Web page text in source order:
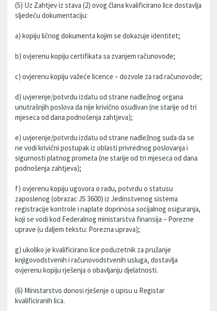
(5) Uz Zahtjev iz stava (2) ovog člana kvalificirano lice dostavlja
sljedeću dokumentaciju:
a) kopiju ličnog dokumenta kojim se dokazuje identitet;
b) ovjerenu kopiju certifikata sa zvanjem računovođe;
c) ovjerenu kopiju važeće licence – dozvole za rad računovođe;
d) uvjerenje/potvrdu izdatu od strane nadležnog organa
unutrašnjih poslova da nije krivično osuđivan (ne starije od tri
mjeseca od dana podnošenja zahtjeva);
e) uvjerenje/potvrdu izdatu od strane nadležnog suda da se
ne vodi krivični postupak iz oblasti privrednog poslovanja i
sigurnosti platnog prometa (ne starije od tri mjeseca od dana
podnošenja zahtjeva);
f) ovjerenu kopiju ugovora o radu, potvrdu o statusu
zaposlenog (obrazac JS 3600) iz Jedinstvenog sistema
registracije kontrole i naplate doprinosa socijalnog osiguranja,
koji se vodi kod Federalnog ministarstva finansija – Porezne
uprave (u daljem tekstu: Porezna uprava);
g) ukoliko je kvalificirano lice poduzetnik za pružanje
knjigovodstvenih i računovodstvenih usluga, dostavlja
ovjerenu kopiju rješenja o obavljanju djelatnosti.
(6) Ministarstvo donosi rješenje o upisu u Registar
kvalificiranih lica.